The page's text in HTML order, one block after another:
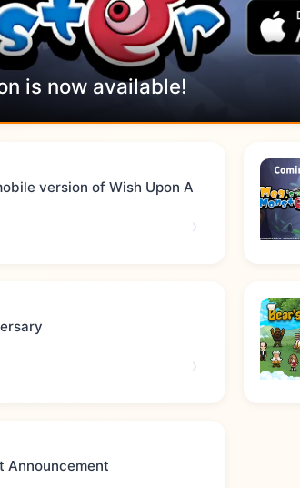
is now available!
version of Wish Upon A
Announcement